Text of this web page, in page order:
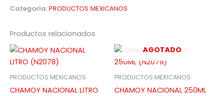
Categoría:PRODUCTOS MEXICANOS
Productos relacionados
PRODUCTOS MEXICANOS
CHAMOY NACIONAL LITRO
AGOTADO
PRODUCTOS MEXICANOS
CHAMOY NACIONAL 250ML